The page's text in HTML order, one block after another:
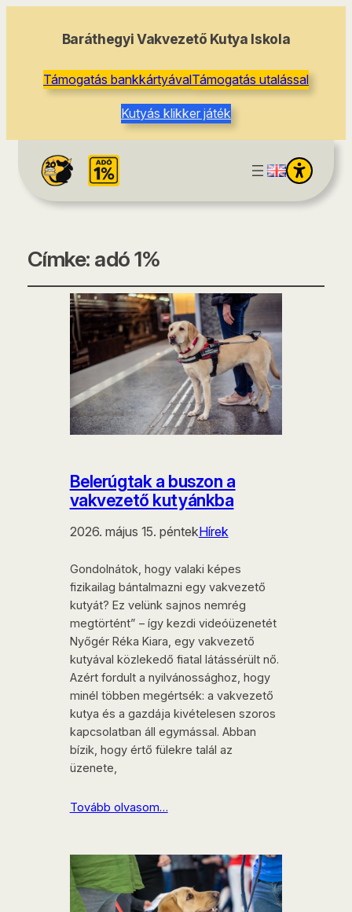
Baráthegyi Vakvezető Kutya Iskola
Támogatás bankkártyávalTámogatás utalással
Kutyás klikker játék
Címke: adó 1%
Belerúgtak a buszon a
vakvezető kutyánkba
2026. május 15. péntekHírek
Gondolnátok, hogy valaki képes
fizikailag bántalmazni egy vakvezető
kutyát? Ez velünk sajnos nemrég
megtörtént” – így kezdi videóüzenetét
Nyőgér Réka Kiara, egy vakvezető
kutyával közlekedő fiatal látássérült nő.
Azért fordult a nyilvánossághoz, hogy
minél többen megértsék: a vakvezető
kutya és a gazdája kivételesen szoros
kapcsolatban áll egymással. Abban
bízik, hogy értő fülekre talál az
üzenete,
Tovább olvasom…